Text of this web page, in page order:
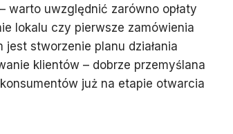
warto uwzględnić zarówno opłaty
lokalu czy pierwsze zamówienia
stworzenie planu działania
klientów – dobrze przemyślana
już na etapie otwarcia